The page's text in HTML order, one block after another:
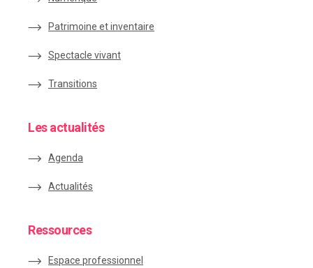
Patrimoine et inventaire
Spectacle vivant
Transitions
Les actualités
Agenda
Actualités
Ressources
Espace professionnel